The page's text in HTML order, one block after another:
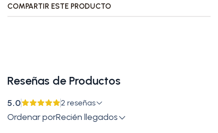
Características Destacadas:
•Presentación:Viene en una funda jewel case
con arte exclusivo en la portada y contraportada.
Lanzamiento: 19 de abril de 2024
COMPARTIR ESTE PRODUCTO
Reseñas de Productos
5.0 2 reseñas
Ordenar porRecién llegados